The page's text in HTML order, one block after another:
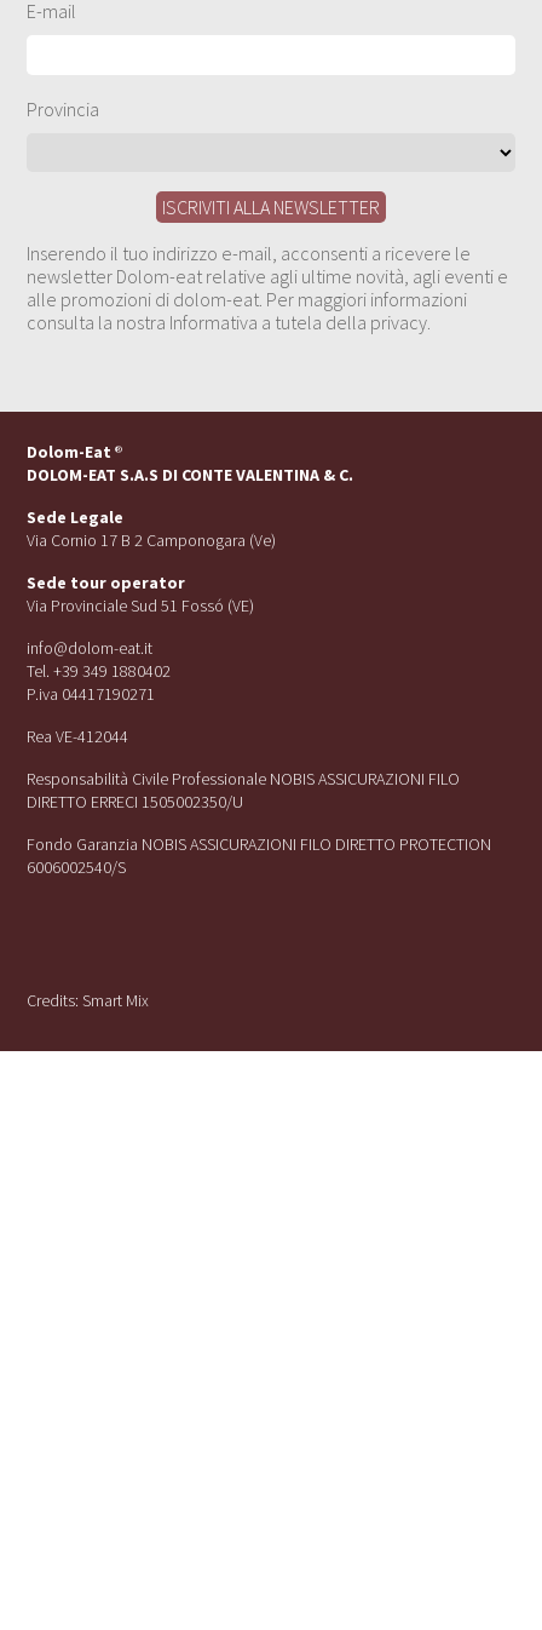
E-mail
Provincia
Inserendo il tuo indirizzo e-mail, acconsenti a ricevere le
newsletter Dolom-eat relative agli ultime novità, agli eventi e
alle promozioni di dolom-eat. Per maggiori informazioni
consulta la nostra Informativa a tutela della privacy.
Dolom-Eat ®
DOLOM-EAT S.A.S DI CONTE VALENTINA & C.
Sede Legale
Via Cornio 17 B 2 Camponogara (Ve)
Sede tour operator
Via Provinciale Sud 51 Fossó (VE)
info@dolom-eat.it
Tel. +39 349 1880402
P.iva 04417190271
Rea VE-412044
Responsabilità Civile Professionale NOBIS ASSICURAZIONI FILO
DIRETTO ERRECI 1505002350/U
Fondo Garanzia NOBIS ASSICURAZIONI FILO DIRETTO PROTECTION
6006002540/S
Credits:Smart Mix